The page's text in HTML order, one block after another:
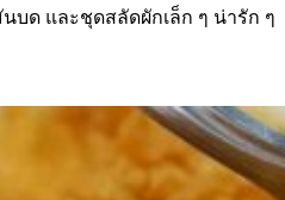
บด และชุดสลัดผักเล็ก ๆ น่ารัก ๆ